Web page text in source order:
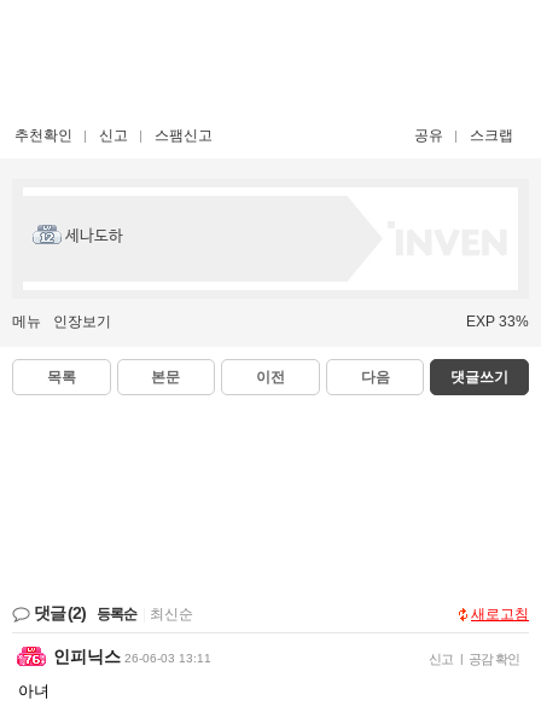
추천확인 신고 스팸신고 공유 스크랩
세나도하
메뉴 인장보기 EXP 33%
목록 본문 이전 다음 댓글쓰기
댓글(2) 등록순 최신순 새로고침
인피닉스 26-06-03 13:11 신고 | 공감 확인
아녀